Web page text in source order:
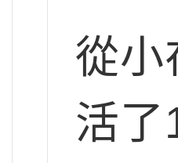
從小
活了